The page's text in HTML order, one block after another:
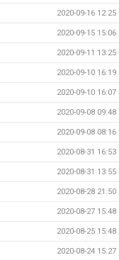
2020-09-16 12:25
2020-09-15 15:06
2020-09-11 13:25
2020-09-10 16:19
2020-09-10 16:07
2020-09-08 09:48
2020-09-08 08:16
2020-08-31 16:53
2020-08-31 13:55
2020-08-28 21:50
2020-08-27 15:48
2020-08-25 15:48
2020-08-24 15:27